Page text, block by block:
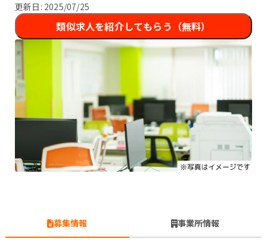
更新日: 2025/07/25
類似求人を紹介してもらう（無料）
募集情報 事業所情報